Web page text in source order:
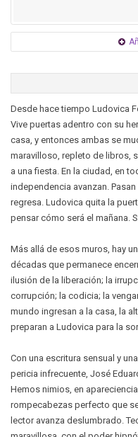
Desde hace tiempo Ludovica
Vive puertas adentro con su
casa, y entonces ambas se
maravilloso, repleto de libros,
a una fiesta. En la ciudad, en
independencia avanzan.
regresa. Ludovica quita la
pensar cómo será el mañana.
Más allá de esos muros, hay
décadas que permanece
ilusión de la liberación; la
corrupción; la codicia; la
mundo ingresan a la casa, la
preparan a Ludovica para la
Con una escritura sensual y
pericia infrecuente, José
Hemos nimios, en
rompecabezas perfecto que
lector avanza deslumbrado.